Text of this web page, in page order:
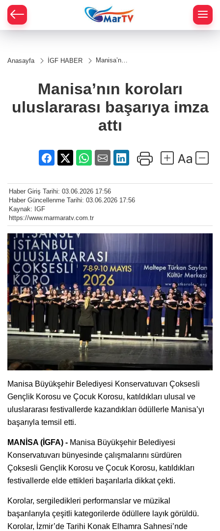
Anasayfa İGF HABER
Manisa’nın
imza attı
Manisa’nın koroları
uluslararası başarıya imza
attı
Haber Giriş Tarihi: 03.06.2026 17:56
Haber Güncellenme Tarihi: 03.06.2026 17:56
Kaynak: IGF
https://www.marmaratv.com.tr
Manisa Büyükşehir Belediyesi Konservatuvarı Çoksesli
Gençlik Korosu ve Çocuk Korosu, katıldıkları ulusal ve
uluslararası festivallerde kazandıkları ödüllerle Manisa’yı
başarıyla temsil etti.
MANİSA (İGFA) - Manisa Büyükşehir Belediyesi
Konservatuvarı bünyesinde çalışmalarını sürdüren
Çoksesli Gençlik Korosu ve Çocuk Korosu, katıldıkları
festivallerde elde ettikleri başarılarla dikkat çekti.
Korolar, sergiledikleri performanslar ve müzikal
başarılarıyla çeşitli kategorilerde ödüllere layık görüldü.
Korolar, İzmir’de Tarihi Konak Elhamra Sahnesi’nde